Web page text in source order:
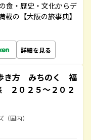
食・歴史・文化からデ
の【大阪の旅事典】
詳細を見る
き方 みちのく 福
２０２５～２０２
国内）